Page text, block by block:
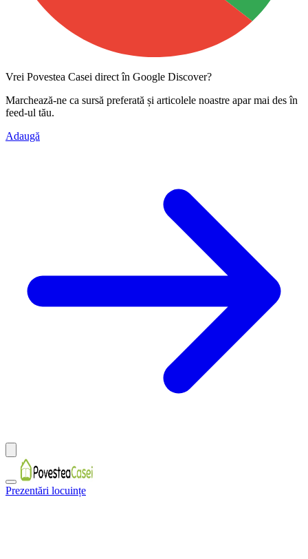
Vrei Povestea Casei direct în Google Discover?
Marchează-ne ca sursă preferată și articolele noastre apar mai des în
feed-ul tău.
Adaugă
Prezentări locuințe